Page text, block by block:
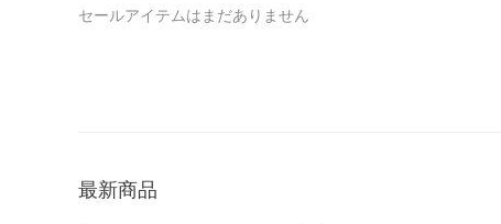
◆ブレスレット
セールアイテムはまだありません
最新商品